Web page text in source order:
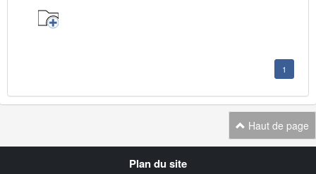
1
Haut de page
Plan du site